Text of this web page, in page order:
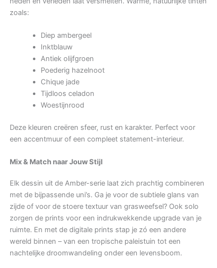
zoals:
Diep ambergeel
Inktblauw
Antiek olijfgroen
Poederig hazelnoot
Chique jade
Tijdloos celadon
Woestijnrood
Deze kleuren creëren sfeer, rust en karakter. Perfect voor
een accentmuur of een compleet statement-interieur.
Mix & Match naar Jouw Stijl
Elk dessin uit de Amber-serie laat zich prachtig combineren
met de bijpassende uni’s. Ga je voor de subtiele glans van
zijde of voor de stoere textuur van grasweefsel? Ook solo
zorgen de prints voor een indrukwekkende upgrade van je
ruimte. En met de digitale prints stap je zó een andere
wereld binnen – van een tropische paleistuin tot een
nachtelijke droomwandeling onder een levensboom.